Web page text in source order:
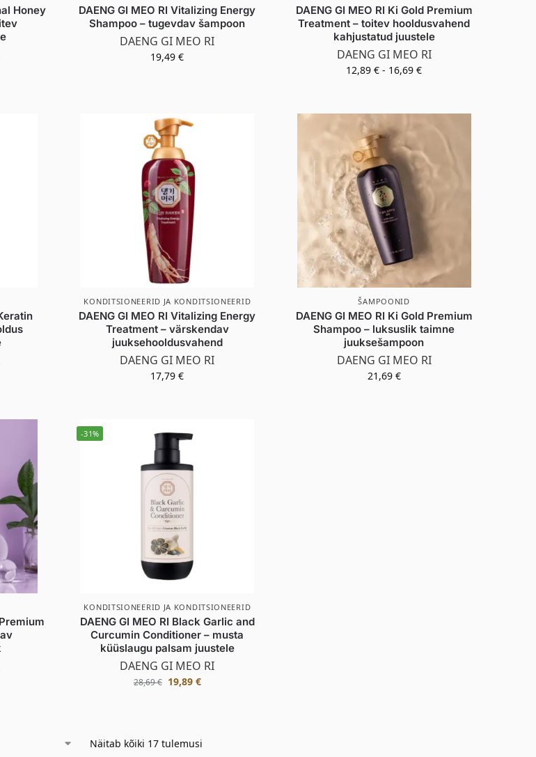
Honey
DAENG GI MEO RI Vitalizing Energy
Shampoo – tugevdav šampoon
DAENG GI MEO RI
19,49€
DAENG GI MEO RI Ki Gold Premium
Treatment – toitev hooldusvahend
kahjustatud juustele
DAENG GI MEO RI
12,89€ - 16,69€
KONDITSIONEERID JA KONDITSIONEERID
DAENG GI MEO RI Vitalizing Energy
Treatment – värskendav
juuksehooldusvahend
DAENG GI MEO RI
17,79€
ŠAMPOONID
DAENG GI MEO RI Ki Gold Premium
Shampoo – luksuslik taimne
juuksešampoon
DAENG GI MEO RI
21,69 €
-31%
KONDITSIONEERID JA KONDITSIONEERID
DAENG GI MEO RI Black Garlic and
Curcumin Conditioner – musta
küüslaugu palsam juustele
DAENG GI MEO RI
28,69€ 19,89 €
Näitab kõiki 17 tulemusi